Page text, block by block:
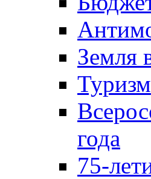
Земля
Туризм
года
75-